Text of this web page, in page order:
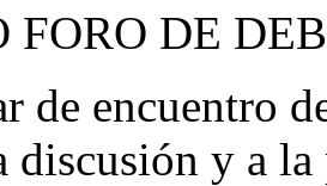
FORO DE
de encuentro
discusión y a